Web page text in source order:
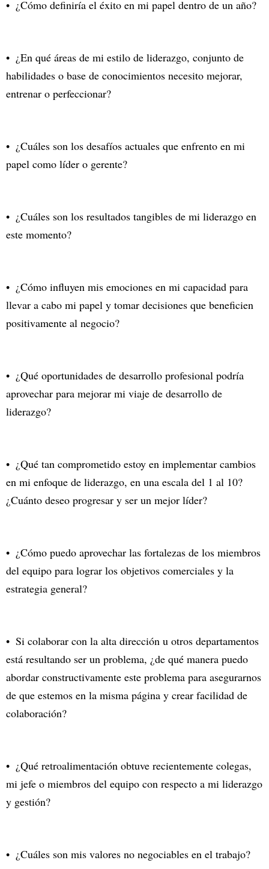
¿Cómo definiría el éxito en mi papel dentro de un año?
¿En qué áreas de mi estilo de liderazgo, conjunto de
habilidades o base de conocimientos necesito mejorar,
entrenar o perfeccionar?
¿Cuáles son los desafíos actuales que enfrento en mi
papel como líder o gerente?
¿Cuáles son los resultados tangibles de mi liderazgo en
este momento?
¿Cómo influyen mis emociones en mi capacidad para
llevar a cabo mi papel y tomar decisiones que beneficien
positivamente al negocio?
¿Qué oportunidades de desarrollo profesional podría
aprovechar para mejorar mi viaje de desarrollo de
liderazgo?
¿Qué tan comprometido estoy en implementar cambios
en mi enfoque de liderazgo, en una escala del 1 al 10?
¿Cuánto deseo progresar y ser un mejor líder?
¿Cómo puedo aprovechar las fortalezas de los miembros
del equipo para lograr los objetivos comerciales y la
estrategia general?
Si colaborar con la alta dirección u otros departamentos
está resultando ser un problema, ¿de qué manera puedo
abordar constructivamente este problema para asegurarnos
de que estemos en la misma página y crear facilidad de
colaboración?
¿Qué retroalimentación obtuve recientemente colegas,
mi jefe o miembros del equipo con respecto a mi liderazgo
y gestión?
¿Cuáles son mis valores no negociables en el trabajo?